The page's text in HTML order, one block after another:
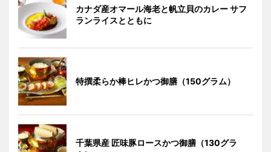
カナダ産オマール海老と帆立貝のカレー サフ
ランライスとともに
特撰柔らか棒ヒレかつ御膳（150グラム）
千葉県産 匠味豚ロースかつ御膳（130グラ